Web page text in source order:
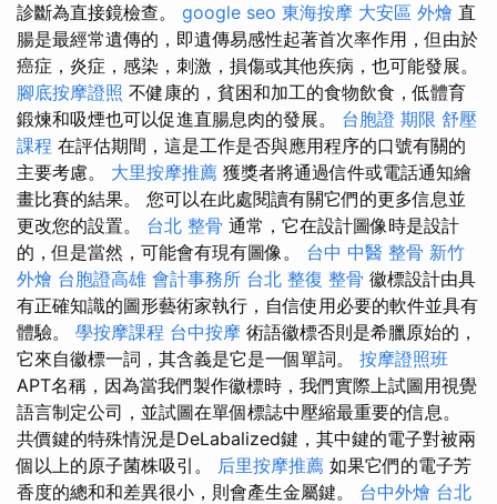
診斷為直接鏡檢查。 google seo 東海按摩 大安區 外燴 直
腸是最經常遺傳的，即遺傳易感性起著首次率作用，但由於
癌症，炎症，感染，刺激，損傷或其他疾病，也可能發展。
腳底按摩證照 不健康的，貧困和加工的食物飲食，低體育
鍛煉和吸煙也可以促進直腸息肉的發展。 台胞證 期限 舒壓
課程 在評估期間，這是工作是否與應用程序的口號有關的
主要考慮。 大里按摩推薦 獲獎者將通過信件或電話通知繪
畫比賽的結果。 您可以在此處閱讀有關它們的更多信息並
更改您的設置。 台北 整骨 通常，它在設計圖像時是設計
的，但是當然，可能會有現有圖像。 台中 中醫 整骨 新竹
外燴 台胞證高雄 會計事務所 台北 整復 整骨 徽標設計由具
有正確知識的圖形藝術家執行，自信使用必要的軟件並具有
體驗。 學按摩課程 台中按摩 術語徽標否則是希臘原始的，
它來自徽標一詞，其含義是它是一個單詞。 按摩證照班
APT名稱，因為當我們製作徽標時，我們實際上試圖用視覺
語言制定公司，並試圖在單個標誌中壓縮最重要的信息。
共價鍵的特殊情況是DeLabalized鍵，其中鍵的電子對被兩
個以上的原子菌株吸引。 后里按摩推薦 如果它們的電子芳
香度的總和和差異很小，則會產生金屬鍵。 台中外燴 台北